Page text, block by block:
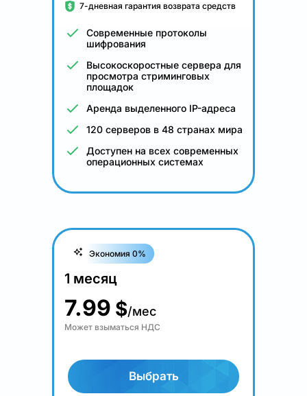
7-дневная гарантия возврата средств
Современные протоколы
шифрования
Высокоскоростные сервера для
просмотра стриминговых
площадок
Аренда выделенного IP-адреса
120 серверов в 48 странах мира
Доступен на всех современных
операционных системах
Экономия 0%
1 месяц
7.99 $/мес
Может взыматься НДС
Выбрать